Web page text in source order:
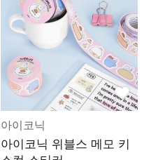
아이코닉
아이코닉 위블스 메모 키